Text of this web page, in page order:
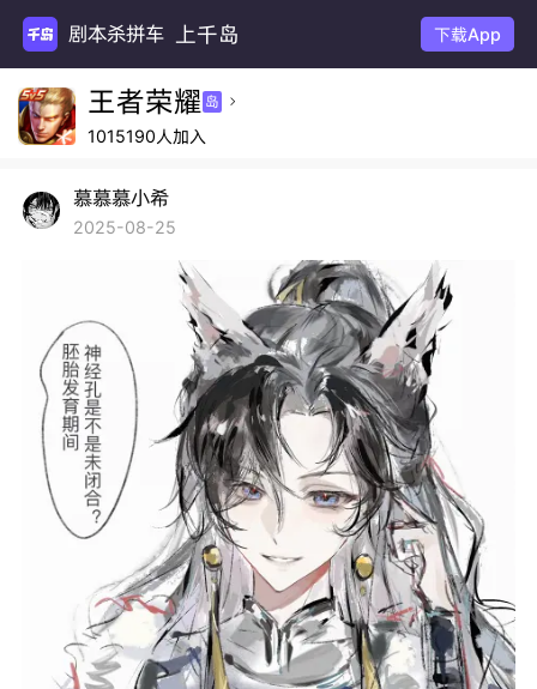
剧本杀拼车 上千岛 下载App
王者荣耀 岛 
1015190人加入
慕慕慕小希
2025-08-25